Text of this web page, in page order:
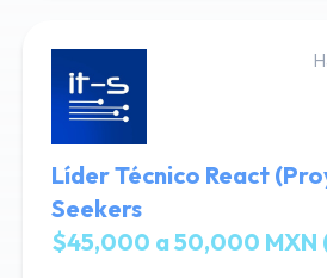
Líder Técnico React
Seekers
$45,000 a 50,000 MXN